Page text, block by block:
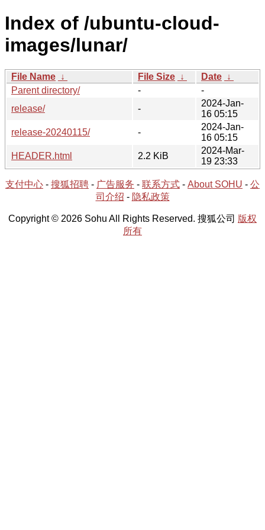
Index of /ubuntu-cloud-
images/lunar/
File Name ↓ File Size ↓ Date ↓
Parent directory/
-
-
release/
-
2024-Jan-
16 05:15
release-20240115/
-
2024-Jan-
16 05:15
HEADER.html
2.2 KiB
2024-Mar-
19 23:33
支付中心 - 搜狐招聘 - 广告服务 - 联系方式 - About SOHU - 公
司介绍 - 隐私政策
Copyright © 2026 Sohu All Rights Reserved. 搜狐公司 版权
所有